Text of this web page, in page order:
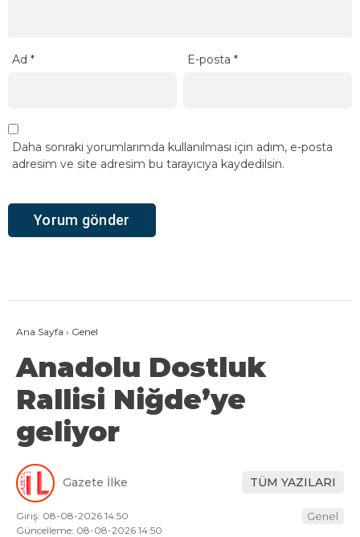
Ad * E-posta*
Daha sonraki yorumlarımda kullanılması için adım, e-posta
adresim ve site adresim bu tarayıcıya kaydedilsin.
Ana Sayfa › Genel
Anadolu Dostluk
Rallisi Niğde’ye
geliyor
Gazete İlke TÜM YAZILARI
Giriş: 08-08-2026 14:50
Güncelleme: 08-08-2026 14:50
Genel